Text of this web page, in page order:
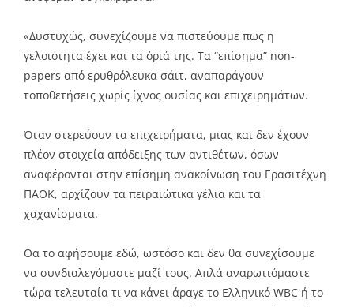
«Δυστυχώς, συνεχίζουμε να πιστεύουμε πως η
γελοιότητα έχει και τα όριά της. Τα “επίσημα” non-
papers από ερυθρόλευκα σάιτ, αναπαράγουν
τοποθετήσεις χωρίς ίχνος ουσίας και επιχειρημάτων.
Όταν στερεύουν τα επιχειρήματα, μιας και δεν έχουν
πλέον στοιχεία απόδειξης των αντιθέτων, όσων
αναφέρονται στην επίσημη ανακοίνωση του Ερασιτέχνη
ΠΑΟΚ, αρχίζουν τα πειραιώτικα γέλια και τα
χαχανίσματα.
Θα το αφήσουμε εδώ, ωστόσο και δεν θα συνεχίσουμε
να συνδιαλεγόμαστε μαζί τους. Απλά αναρωτιόμαστε
τώρα τελευταία τι να κάνει άραγε το Ελληνικό WBC ή το